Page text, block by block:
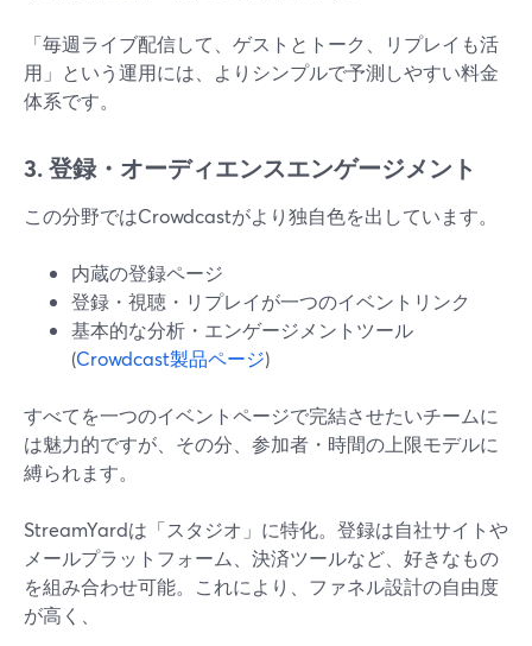
「毎週ライブ配信して、ゲストとトーク、リプレイも活
用」という運用には、よりシンプルで予測しやすい料金
体系です。
3. 登録・オーディエンスエンゲージメント
この分野ではCrowdcastがより独自色を出しています。
内蔵の登録ページ
登録・視聴・リプレイが一つのイベントリンク
基本的な分析・エンゲージメントツール
(Crowdcast製品ページ)
すべてを一つのイベントページで完結させたいチームに
は魅力的ですが、その分、参加者・時間の上限モデルに
縛られます。
StreamYardは「スタジオ」に特化。登録は自社サイトや
メールプラットフォーム、決済ツールなど、好きなもの
を組み合わせ可能。これにより、ファネル設計の自由度
が高く、